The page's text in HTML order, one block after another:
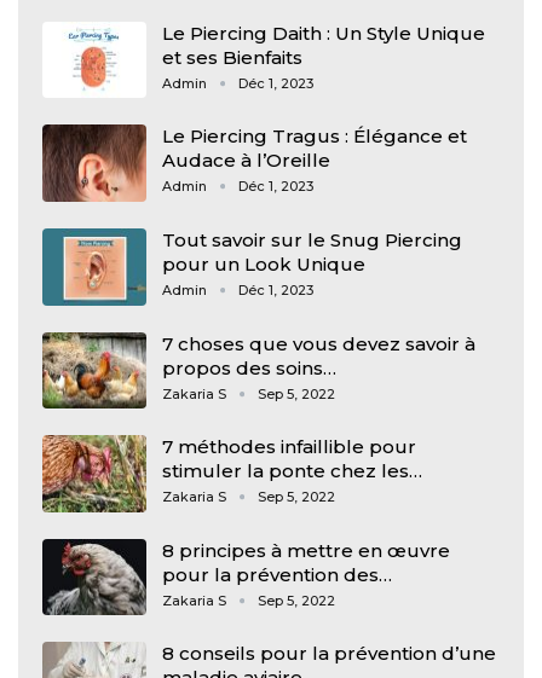
Le Piercing Daith : Un Style Unique
et ses Bienfaits
Admin Déc 1, 2023
Le Piercing Tragus : Élégance et
Audace à l’Oreille
Admin Déc 1, 2023
Tout savoir sur le Snug Piercing
pour un Look Unique
Admin Déc 1, 2023
7 choses que vous devez savoir à
propos des soins…
Zakaria S Sep 5, 2022
7 méthodes infaillible pour
stimuler la ponte chez les…
Zakaria S Sep 5, 2022
8 principes à mettre en œuvre
pour la prévention des…
Zakaria S Sep 5, 2022
8 conseils pour la prévention d’une